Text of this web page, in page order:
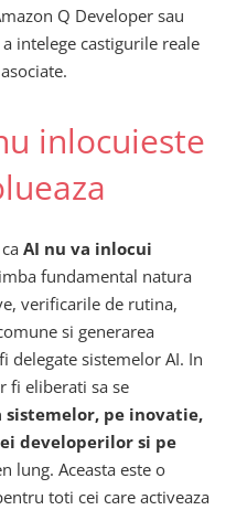
Q Developer sau
intelege castigurile reale
inlocuieste
AI nu va inlocui
fundamental natura
verificarile de rutina,
si generarea
sistemelor AI. In
fi eliberati sa se
pe inovatie,
developerilor si pe
lung. Aceasta este o
toti cei care activeaza